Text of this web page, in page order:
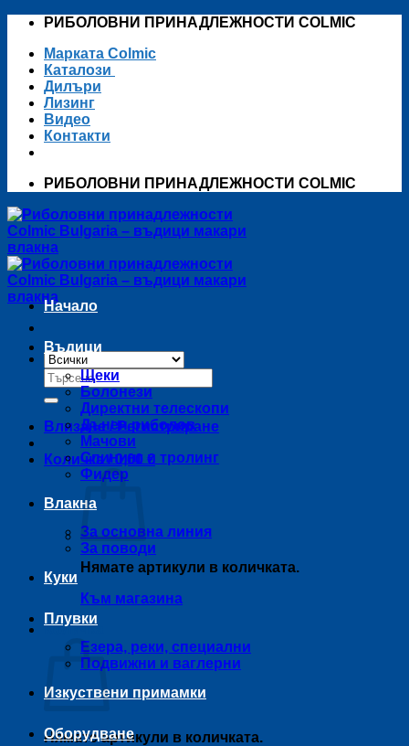
Skip
content
РИБОЛОВНИ ПРИНАДЛЕЖНОСТИ COLMIC
Марката Colmic
Каталози
Дилъри
Лизинг
Видео
Контакти
РИБОЛОВНИ ПРИНАДЛЕЖНОСТИ COLMIC
Търсене
за:
Влизане / Регистриране
Количка /0,00 €
Нямате артикули в количката.
Към магазина
Количка
Нямате артикули в количката.
Начало
Въдици
Щеки
Болонези
Директни телескопи
Дънен риболов
Мачови
Спининг и тролинг
Фидер
Влакна
За основна линия
За поводи
Куки
Плувки
Езера, реки, специални
Подвижни и ваглерни
Изкуствени примамки
Оборудване